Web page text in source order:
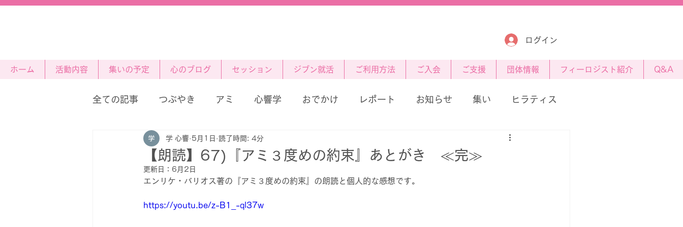
ログイン
ホーム 活動内容 集いの予定 心のブログ セッション ジブン就活 ご利用方法 ご入会 ​ご支援 団体情報 フィーロジスト紹介 Q&A
全ての記事 つぶやき アミ 心響学 おでかけ レポート お知らせ 集い ヒラティス
星の王子さま
【朗読】67)『アミ３度めの約束』あとがき ≪完≫
学 心響 5月1日 読了時間: 4分
更新日： 6月2日
エンリケ・バリオス著の『アミ３度めの約束』の朗読と個人的な感想です。
https://youtu.be/z-B1_-ql37w